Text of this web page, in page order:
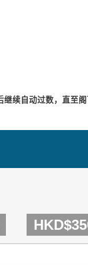
续自动过数，直至